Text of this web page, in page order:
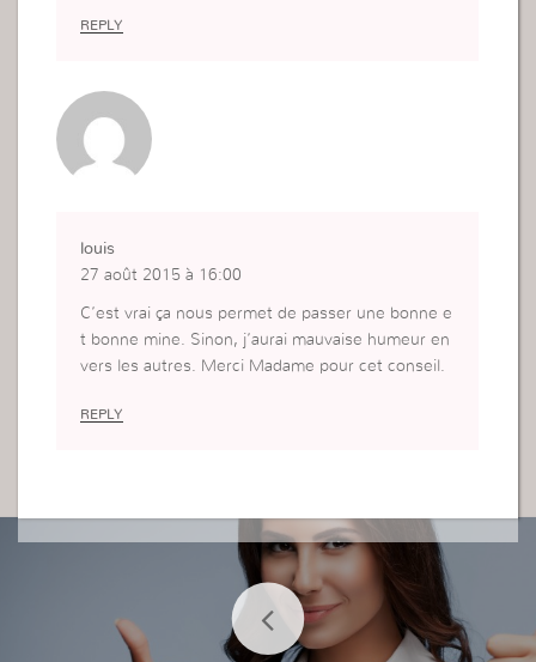
REPLY
louis
27 août 2015 à 16:00
C’est vrai ça nous permet de passer une bonne e
t bonne mine. Sinon, j’aurai mauvaise humeur en
vers les autres. Merci Madame pour cet conseil.
REPLY